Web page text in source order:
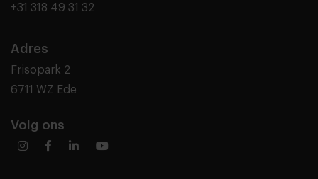
+31 318 49 31 32
Adres
Frisopark 2
6711 WZ Ede
Volg ons